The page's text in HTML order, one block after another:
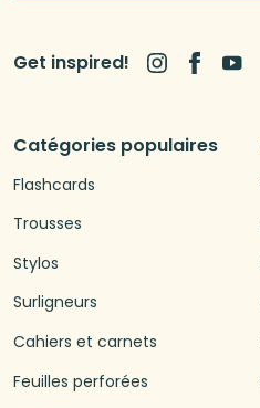
Catégories populaires
Flashcards
Trousses
Stylos
Surligneurs
Cahiers et carnets
Feuilles perforées
Get inspired!